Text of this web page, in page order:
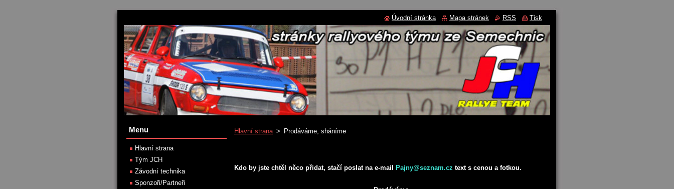
Hlavní strana > Prodáváme, sháníme
Kdo by jste chtěl něco přidat, stačí poslat na e-mail Pajny@seznam.cz text s cenou a fotkou.
Menu
Hlavní strana
Tým JCH
Závodní technika
Sponzoři/Partneři
Úvodní stránka Mapa stránek RSS Tisk